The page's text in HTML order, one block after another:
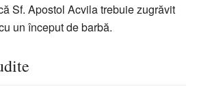
Sf. Apostol Acvila trebuie zugrăvit
un început de barbă.